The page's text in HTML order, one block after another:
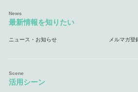
最新情報を知りたい
ニュース・お知らせ メルマガ登
活用シーン